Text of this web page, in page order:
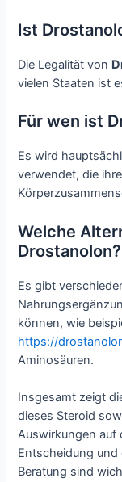
Ist
Die Legalität von
vielen Staaten ist
Für wen ist
Es wird
verwendet, die
Welche
Drostanolon?
Es gibt
können, wie
https://
Aminosäuren.
Insgesamt zeigt
dieses Steroid
Auswirkungen auf
Entscheidung
Beratung sind